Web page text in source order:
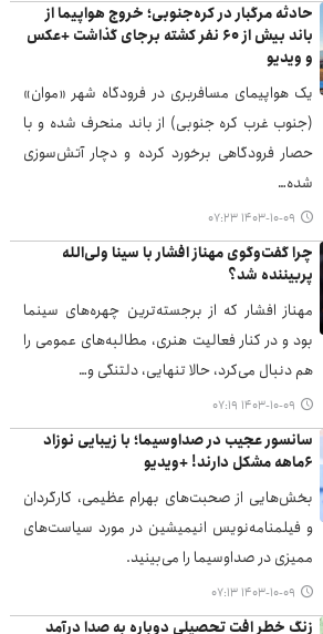
حادثه مرگبار در کره‌جنوبی؛ خروج هواپیما از
باند بیش از ۶۰ نفر کشته برجای گذاشت +عکس
و ویدیو
یک هواپیمای مسافربری در فرودگاه شهر «موان»
(جنوب غرب کره جنوبی) از باند منحرف شده و با
حصار فرودگاهی برخورد کرده و دچار آتش‌سوزی
شده…
۱۴۰۳-۱۰-۰۹ ۰۷:۲۳
چرا گفت‌وگوی مهناز افشار با سینا ولی‌الله
پربیننده شد؟
مهناز افشار که از برجسته‌ترین چهره‌های سینما
بود و در کنار فعالیت هنری، مطالبه‌های عمومی را
هم دنبال می‌کرد، حالا تنهایی، دلتنگی و…
۱۴۰۳-۱۰-۰۹ ۰۷:۱۹
سانسور عجیب در صداوسیما؛ با زیبایی نوزاد
۶ماهه مشکل دارند! +ویدیو
بخش‌هایی از صحبت‌های بهرام عظیمی، کارگردان
و فیلمنامه‌نویس انیمیشین در مورد سیاست‌های
ممیزی در صداوسیما را می‌بینید.
۱۴۰۳-۱۰-۰۹ ۰۷:۱۳
زنگ خطر افت تحصیلی دوباره به صدا درآمد